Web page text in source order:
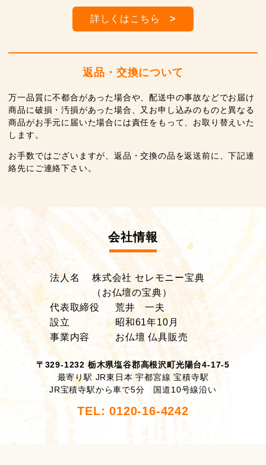
詳しくはこちら>
返品・交換について
万一品質に不都合があった場合や、配送中の事故などでお届け
商品に破損・汚損があった場合、又お申し込みのものと異なる
商品がお手元に届いた場合には責任をもって、お取り替えいた
します。
お手数ではございますが、返品・交換の品を返送前に、下記連
絡先にご連絡下さい。
会社情報
法人名
株式会社 セレモニー宝典
（お仏壇の宝典）
代表取締役
荒井 一夫
設立
昭和61年10月
事業内容
お仏壇 仏具販売
〒329-1232 栃木県塩谷郡高根沢町光陽台4-17-5
最寄り駅 JR東日本 宇都宮線 宝積寺駅
JR宝積寺駅から車で5分 国道10号線沿い
TEL: 0120-16-4242